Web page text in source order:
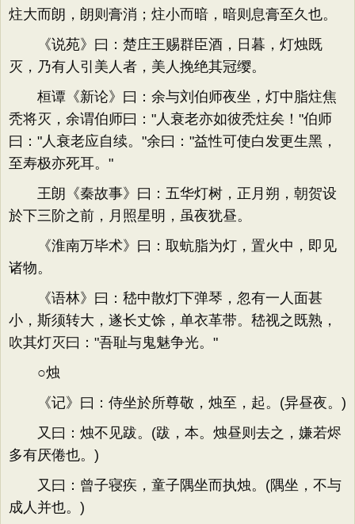
炷大而朗，朗则膏消；炷小而暗，暗则息膏至久也。
《说苑》曰：楚庄王赐群臣酒，日暮，灯烛既
灭，乃有人引美人者，美人挽绝其冠缨。
桓谭《新论》曰：余与刘伯师夜坐，灯中脂炷焦
秃将灭，余谓伯师曰："人衰老亦如彼秃炷矣！"伯师
曰："人衰老应自续。"余曰："益性可使白发更生黑，
至寿极亦死耳。"
王朗《秦故事》曰：五华灯树，正月朔，朝贺设
於下三阶之前，月照星明，虽夜犹昼。
《淮南万毕术》曰：取蚢脂为灯，置火中，即见
诸物。
《语林》曰：嵇中散灯下弹琴，忽有一人面甚
小，斯须转大，遂长丈馀，单衣革带。嵇视之既熟，
吹其灯灭曰："吾耻与鬼魅争光。"
○烛
《记》曰：侍坐於所尊敬，烛至，起。(异昼夜。)
又曰：烛不见跋。(跋，本。烛昼则去之，嫌若烬
多有厌倦也。)
又曰：曾子寝疾，童子隅坐而执烛。(隅坐，不与
成人并也。)